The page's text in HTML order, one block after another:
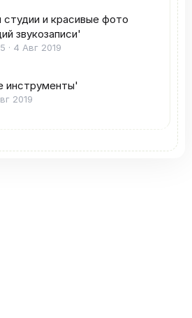
и красивые фото
звукозаписи'
4 Авг 2019
инструменты'
2019